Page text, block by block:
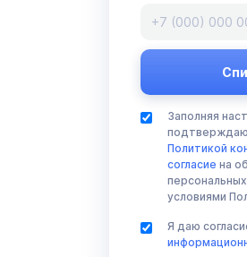
Заполняя
Политикой
согласие на
условиями
Я даю